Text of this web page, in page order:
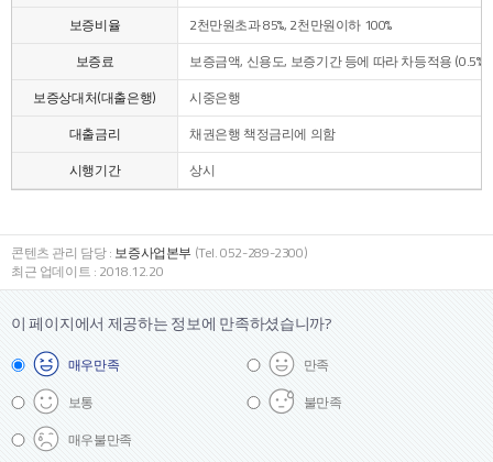
보증비율
2천만원초과 85%, 2천만원이하 100%
보증료
보증금액, 신용도, 보증기간 등에 따라 차등적용 (0.5% ~
보증상대처(대출은행)
시중은행
대출금리
채권은행 책정금리에 의함
시행기간
상시
콘텐츠 관리 담당 : 보증사업본부 (Tel. 052-289-2300)
최근 업데이트 : 2018.12.20
이 페이지에서 제공하는 정보에 만족하셨습니까?
매우만족
만족
보통
불만족
매우불만족